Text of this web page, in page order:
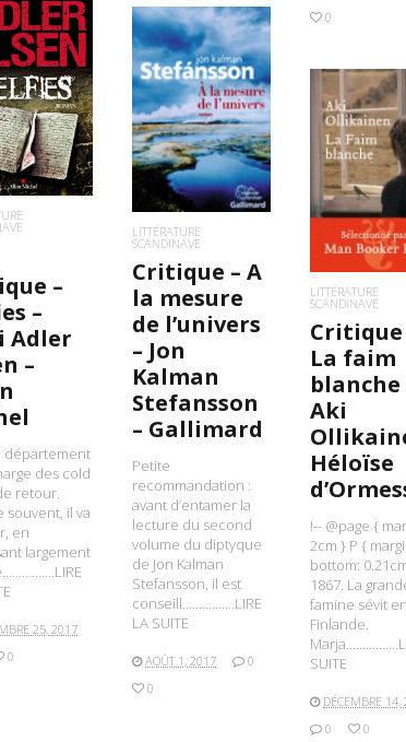
0
LA SUITE
–
–
Adler
–
département
des cold
retour.
souvent, il va
en
largement
25, 2017
0
LIRE LA SUITE
LITTÉRATURE
SCANDINAVE
Critique – A
la mesure
de l’univers
– Jon
Kalman
Stefansson
– Gallimard
Petite
recommandation :
avant d’entamer la
lecture du second
volume du diptyque
de Jon Kalman
Stefansson, il est
conseill…………….LIRE
LA SUITE
AOÛT 1, 2017
0
0
LIRE LA
LITTÉRATURE
SCANDINAVE
Critique
La faim
blanche
Aki
Héloïse
!-- @page {
2cm } P {
bottom:
1867. La
famine sévit en
Finlande.
SUITE
DÉCEMBRE 14,
0
0